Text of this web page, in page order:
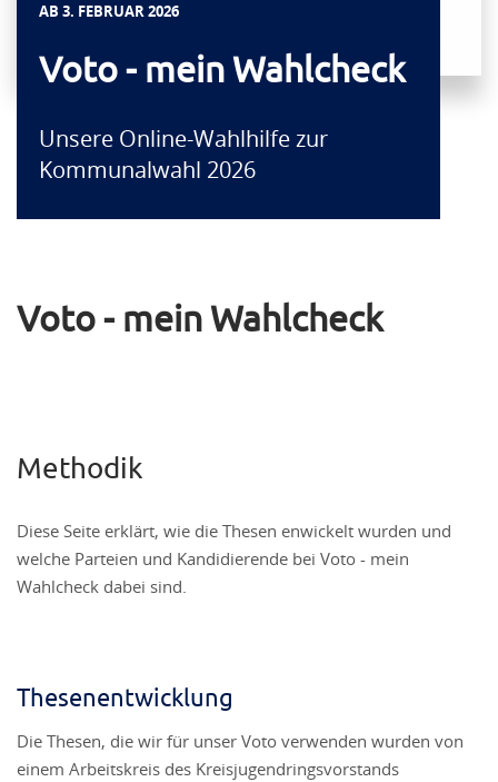
AB 3. FEBRUAR 2026
Voto - mein Wahlcheck
Unsere Online-Wahlhilfe zur
Kommunalwahl 2026
Voto - mein Wahlcheck
Methodik
Diese Seite erklärt, wie die Thesen enwickelt wurden und
welche Parteien und Kandidierende bei Voto - mein
Wahlcheck dabei sind.
Thesenentwicklung
Die Thesen, die wir für unser Voto verwenden wurden von
einem Arbeitskreis des Kreisjugendringsvorstands